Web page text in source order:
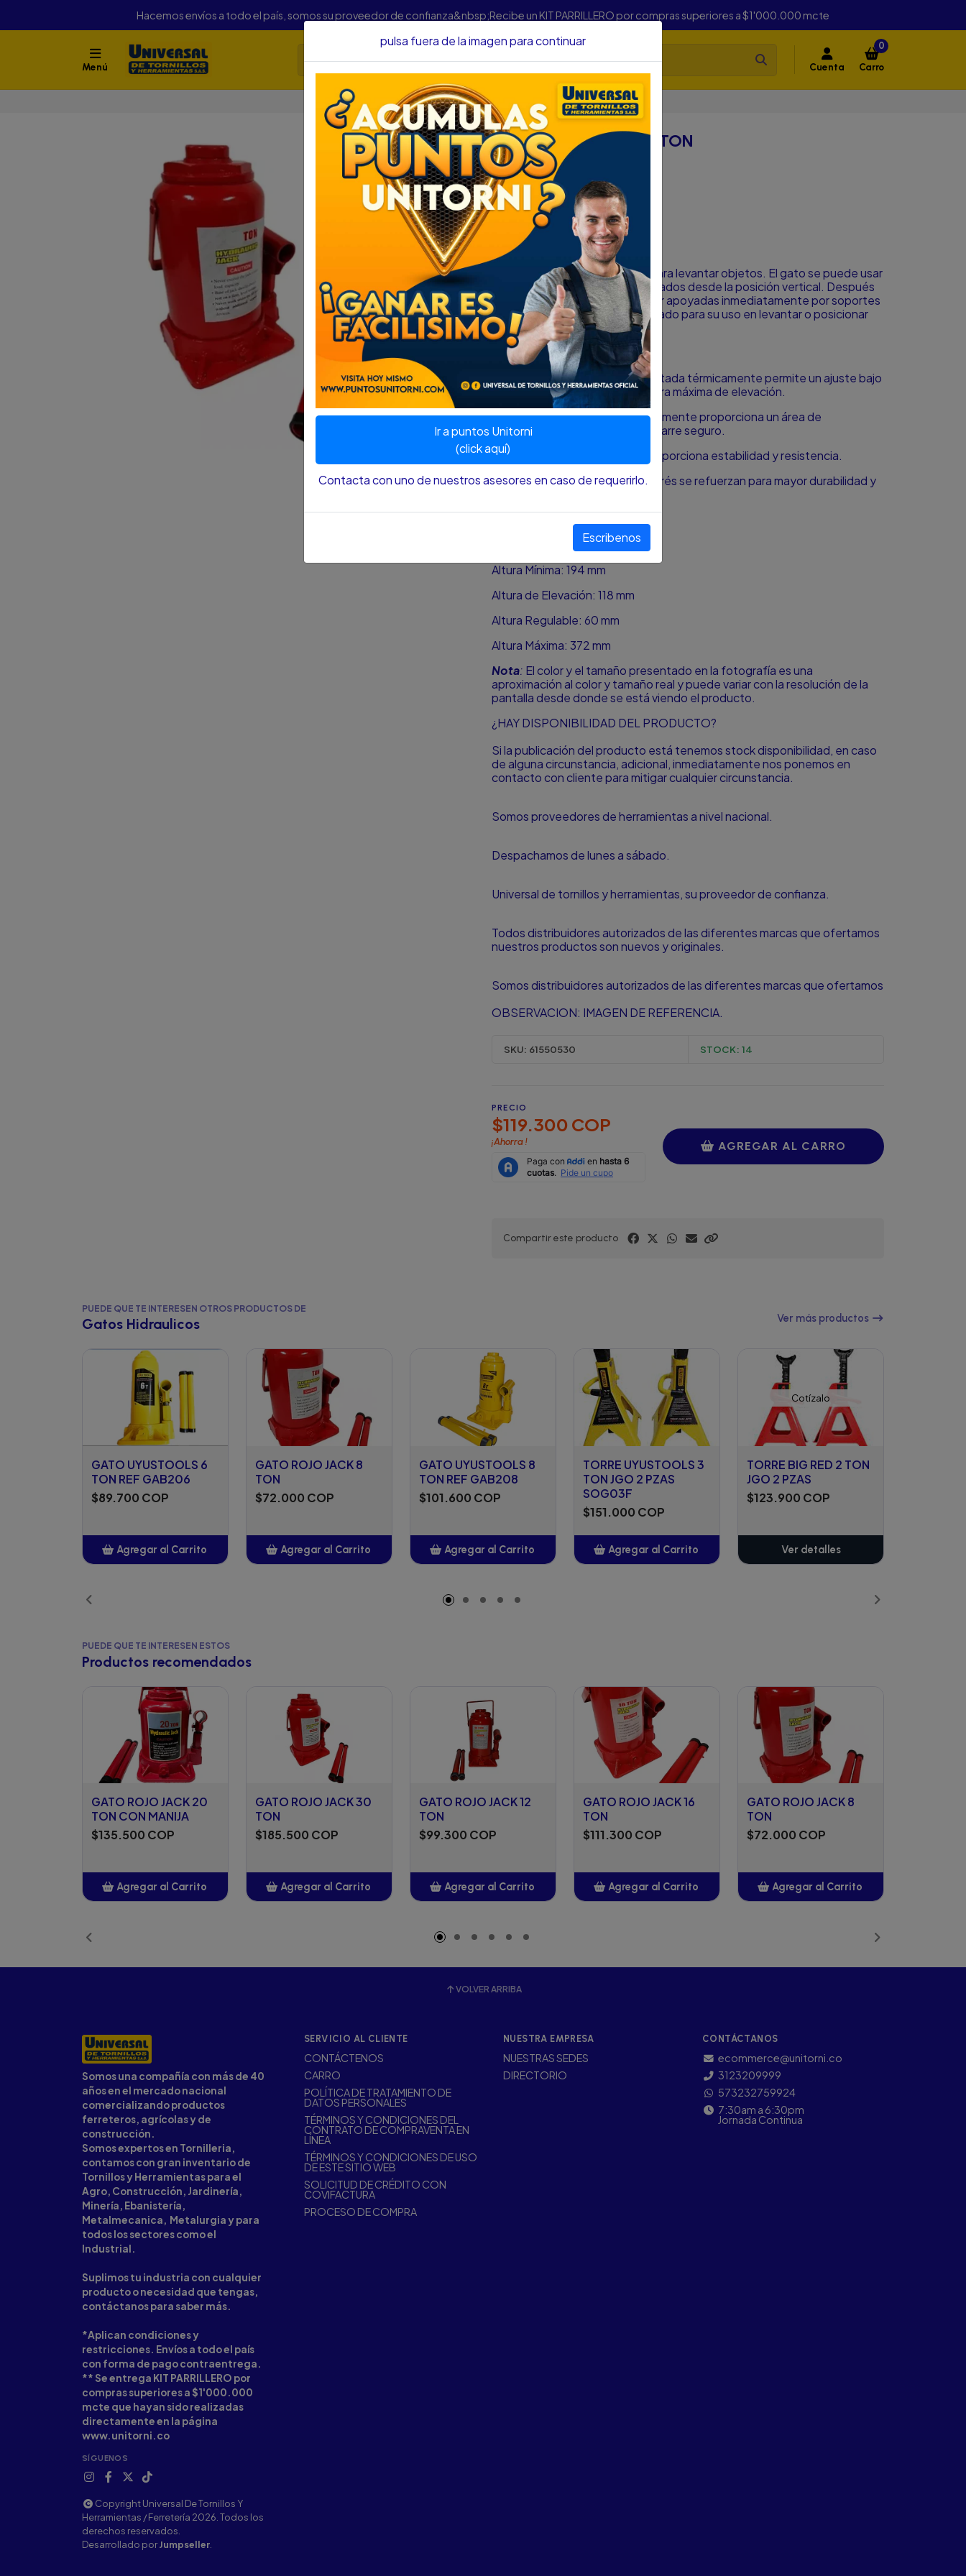
Hacemos envíos a todo el país, somos su proveedor de confianza&nbsp;Recibe un KIT PARRILLERO por compras superiores a $1'000.000 mcte
Menú Cuenta
0
Carro
Inicio Automotriz Gatos Hidraulicos GATO ROJO JACK 10 TON
GATO ROJO JACK 10 TON
DESCRIPCIÓN
GATO ROJO JACK 10 TON
SKU ...61550530
DESCRIPCIÓN..
Este producto está diseñado para levantar objetos. El gato se puede usar
verticalmente o en ángulo a 3 grados desde la posición vertical. Después
de levantar, las cargas deben ser apoyadas inmediatamente por soportes
de gato. Este modelo es adecuado para su uso en levantar o posicionar
vehículos y maquinaria.
Características:
La extensión de la extensión tratada térmicamente permite un ajuste bajo
de la altura de elevación y la altura máxima de elevación.
El sillín cerrado y tratado térmicamente proporciona un área de
levantamiento generosa y un agarre seguro.
Una base ancha y resistente proporciona estabilidad y resistencia.
Todos los puntos críticos de estrés se refuerzan para mayor durabilidad y
Capacidad: 10 Toneladas
Altura Mínima: 194 mm
Altura de Elevación: 118 mm
Altura Regulable: 60 mm
Altura Máxima: 372 mm
Nota: El color y el tamaño presentado en la fotografía es una
aproximación al color y tamaño real y puede variar con la resolución de la
pantalla desde donde se está viendo el producto.
¿HAY DISPONIBILIDAD DEL PRODUCTO?
Si la publicación del producto está tenemos stock disponibilidad, en caso
de alguna circunstancia, adicional, inmediatamente nos ponemos en
contacto con cliente para mitigar cualquier circunstancia.
Somos proveedores de herramientas a nivel nacional.
Despachamos de lunes a sábado.
Universal de tornillos y herramientas, su proveedor de confianza.
Todos distribuidores autorizados de las diferentes marcas que ofertamos
nuestros productos son nuevos y originales.
Somos distribuidores autorizados de las diferentes marcas que ofertamos
OBSERVACION: IMAGEN DE REFERENCIA.
SKU: 61550530 STOCK: 14
PRECIO
$119.300 COP
¡Ahorra! AGREGAR AL CARRO
Compartir este producto
PUEDE QUE TE INTERESEN OTROS PRODUCTOS DE
Gatos Hidraulicos Ver más productos
GATO UYUSTOOLS 6
TON REF GAB206
$89.700 COP
Agregar al Carrito
GATO ROJO JACK 8
TON
$72.000 COP
Agregar al Carrito
GATO UYUSTOOLS 8
TON REF GAB208
$101.600 COP
Agregar al Carrito
TORRE UYUSTOOLS 3
TON JGO 2 PZAS
SOG03F
$151.000 COP
Agregar al Carrito
Cotízalo
TORRE BIG RED 2 TON
JGO 2 PZAS
$123.900 COP
Ver detalles
PUEDE QUE TE INTERESEN ESTOS
Productos recomendados
GATO ROJO JACK 20
TON CON MANIJA
$135.500 COP
Agregar al Carrito
GATO ROJO JACK 30
TON
$185.500 COP
Agregar al Carrito
GATO ROJO JACK 12
TON
$99.300 COP
Agregar al Carrito
GATO ROJO JACK 16
TON
$111.300 COP
Agregar al Carrito
GATO ROJO JACK 8
TON
$72.000 COP
Agregar al Carrito
VOLVER ARRIBA
Somos una compañía con más de 40
años en el mercado nacional
comercializando productos
ferreteros, agrícolas y de
construcción.
Somos expertos en Tornilleria,
contamos con gran inventario de
Tornillos y Herramientas para el
Agro, Construcción, Jardinería,
Minería, Ebanistería,
Metalmecanica, Metalurgia y para
todos los sectores como el
Industrial.
Suplimos tu industria con cualquier
producto o necesidad que tengas,
contáctanos para saber más.
*Aplican condiciones y
restricciones. Envíos a todo el país
con forma de pago contraentrega.
** Se entrega KIT PARRILLERO por
compras superiores a $1'000.000
mcte que hayan sido realizadas
directamente en la página
www.unitorni.co
SÍGUENOS
Copyright Universal De Tornillos Y
Herramientas / Ferretería 2026. Todos los
derechos reservados.
Desarrollado porJumpseller
SERVICIO AL CLIENTE
CONTÁCTENOS
CARRO
POLÍTICA DE TRATAMIENTO DE
DATOS PERSONALES
TÉRMINOS Y CONDICIONES DEL
CONTRATO DE COMPRAVENTA EN
LÍNEA
TÉRMINOS Y CONDICIONES DE USO
DE ESTE SITIO WEB
SOLICITUD DE CRÉDITO CON
COVIFACTURA
PROCESO DE COMPRA
NUESTRA EMPRESA
NUESTRAS SEDES
DIRECTORIO
CONTÁCTANOS
ecommerce@unitorni.co
3123209999
573232759924
7:30am a 6:30pm
Jornada Continua
pulsa fuera de la imagen para continuar
Ir a puntos Unitorni
(click aquí)
Contacta con uno de nuestros asesores en caso de requerirlo.
Escribenos